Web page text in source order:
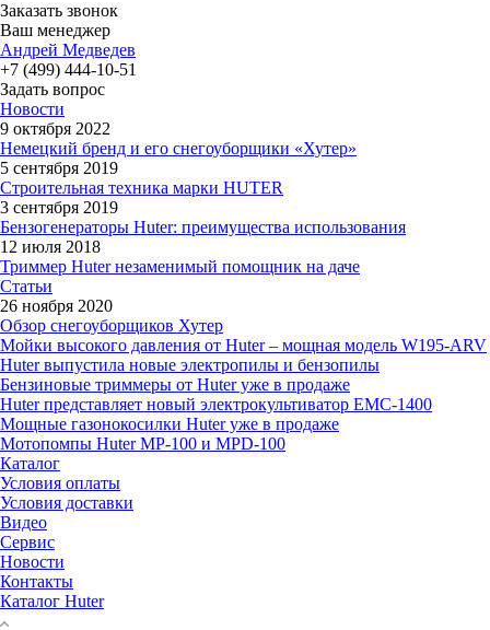
Заказать звонок
Ваш менеджер
Андрей Медведев
+7 (499) 444-10-51
Задать вопрос
Новости
9 октября 2022
Немецкий бренд и его снегоуборщики «Хутер»
5 сентября 2019
Строительная техника марки HUTER
3 сентября 2019
Бензогенераторы Huter: преимущества использования
12 июля 2018
Триммер Huter незаменимый помощник на даче
Статьи
26 ноября 2020
Обзор снегоуборщиков Хутер
Мойки высокого давления от Huter – мощная модель W195-ARV
Huter выпустила новые электропилы и бензопилы
Бензиновые триммеры от Huter уже в продаже
Huter представляет новый электрокультиватор EMC-1400
Мощные газонокосилки Huter уже в продаже
Мотопомпы Huter MP-100 и MPD-100
Каталог
Условия оплаты
Условия доставки
Видео
Сервис
Новости
Контакты
Каталог Huter